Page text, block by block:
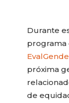
Durante
programa
próxima
de